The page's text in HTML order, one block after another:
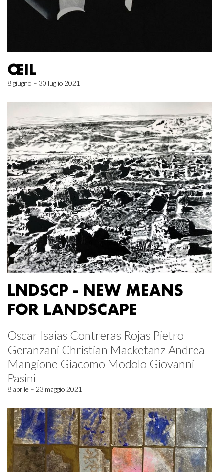
ŒIL
8 giugno – 30 luglio 2021
LNDSCP - NEW MEANS
FOR LANDSCAPE
Oscar Isaias Contreras Rojas Pietro
Geranzani Christian Macketanz Andrea
Mangione Giacomo Modolo Giovanni
Pasini
8 aprile – 23 maggio 2021